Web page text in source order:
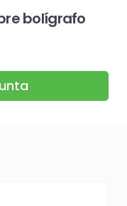
bolígrafo